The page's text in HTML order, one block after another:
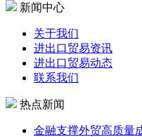
新闻中心
关于我们
进出口贸易资讯
进出口贸易动态
联系我们
热点新闻
金融支撑外贸高质量